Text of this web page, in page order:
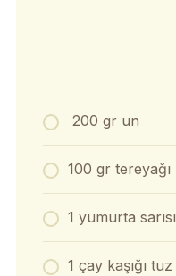
200 gr un
100 gr tereyağı
1 yumurta sarısı
1 çay kaşığı tuz